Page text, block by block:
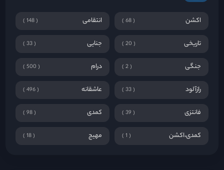
اکشن 68 انتقامی 148
تاریخی 20 جنایی 33
جنگی 2 درام 500
رازآلود 33 عاشقانه 496
فانتزی 39 کمدی 98
کمدی،اکشن 1 مهیج 18